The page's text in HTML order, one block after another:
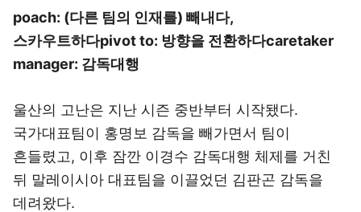
poach: (다른 팀의 인재를) 빼내다,
스카우트하다pivot to: 방향을 전환하다caretaker
manager: 감독대행
울산의 고난은 지난 시즌 중반부터 시작됐다.
국가대표팀이 홍명보 감독을 빼가면서 팀이
흔들렸고, 이후 잠깐 이경수 감독대행 체제를 거친
뒤 말레이시아 대표팀을 이끌었던 김판곤 감독을
데려왔다.